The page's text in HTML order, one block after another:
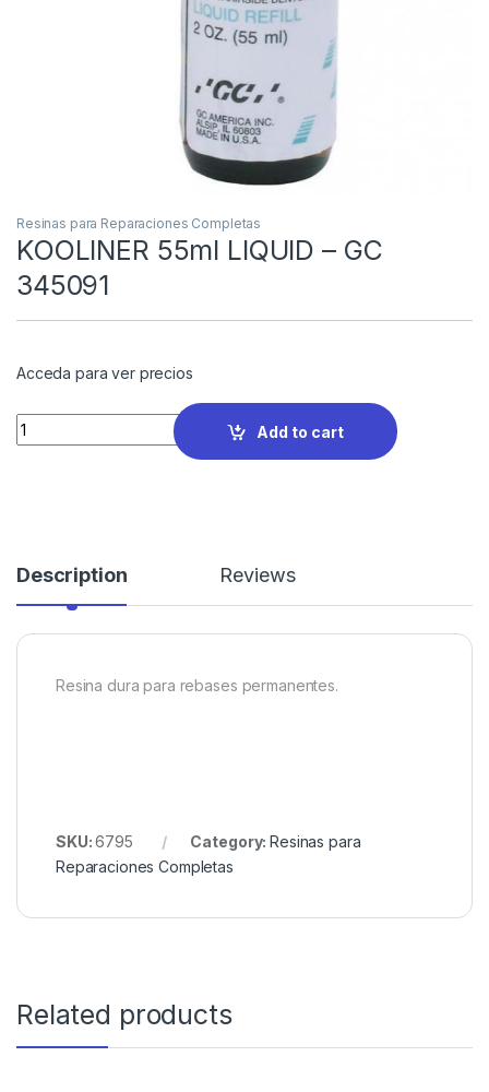
Resinas para Reparaciones Completas
KOOLINER 55ml LIQUID – GC
345091
Acceda para ver precios
Quantity
Add to cart
Description Reviews
Resina dura para rebases permanentes.
SKU:6795 Category:Resinas para
Reparaciones Completas
Related products